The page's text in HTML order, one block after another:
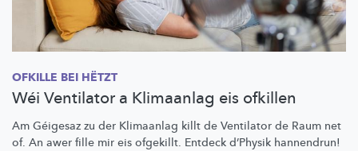
OFKILLE BEI HËTZT
Wéi Ventilator a Klimaanlag eis ofkillen
Am Géigesaz zu der Klimaanlag killt de Ventilator de Raum net
of. An awer fille mir eis ofgekillt. Entdeck d’Physik hannendrun!